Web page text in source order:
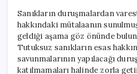
Sanıkların duruşmalardan
hakkındaki mütalaanın
geldiği aşama göz önünde
Tutuksuz sanıkların esas
savunmalarının yapılacağı
katılmamaları halinde zorla